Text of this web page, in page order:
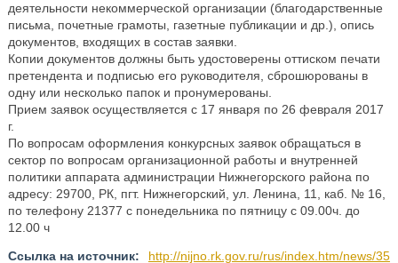
деятельности некоммерческой организации (благодарственные
письма, почетные грамоты, газетные публикации и др.), опись
документов, входящих в состав заявки.
Копии документов должны быть удостоверены оттиском печати
претендента и подписью его руководителя, сброшюрованы в
одну или несколько папок и пронумерованы.
Прием заявок осуществляется с 17 января по 26 февраля 2017
г.
По вопросам оформления конкурсных заявок обращаться в
сектор по вопросам организационной работы и внутренней
политики аппарата администрации Нижнегорского района по
адресу: 29700, РК, пгт. Нижнегорский, ул. Ленина, 11, каб. № 16,
по телефону 21377 с понедельника по пятницу с 09.00ч. до
12.00 ч
Ссылка на источник:
http://nijno.rk.gov.ru/rus/index.htm/news/35